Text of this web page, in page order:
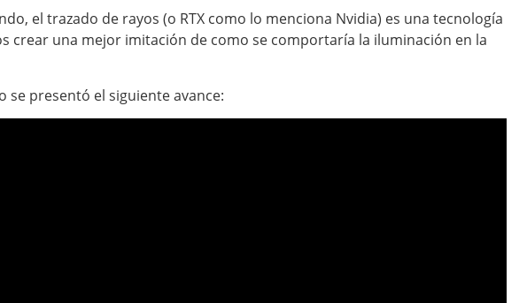
el trazado de rayos (o RTX como lo menciona Nvidia) es una tecnología
crear una mejor imitación de como se comportaría la iluminación en la
se presentó el siguiente avance: